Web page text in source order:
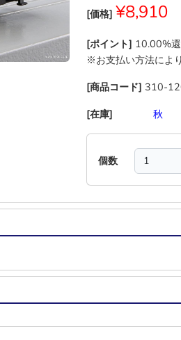
[価格] ¥8,910
[ポイント] 10.00%
※お支払い方法によ
[商品コード] 310-
[在庫]
秋
個数